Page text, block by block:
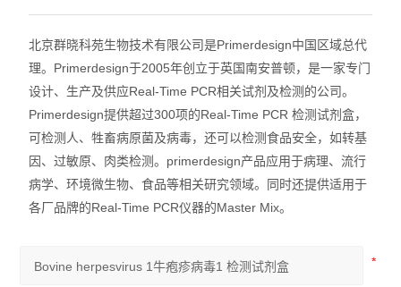
北京群晓科苑生物技术有限公司是Primerdesign中国区域总代
理。Primerdesign于2005年创立于英国南安普顿，是一家专门
设计、生产及供应Real-Time PCR相关试剂及检测的公司。
Primerdesign提供超过300项的Real-Time PCR 检测试剂盒，
可检测人、牲畜病原菌及病毒，还可以检测食品安全，如转基
因、过敏原、肉类检测。primerdesign产品应用于病理、流行
病学、环境微生物、食品等相关研究领域。同时还提供适用于
各厂品牌的Real-Time PCR仪器的Master Mix。